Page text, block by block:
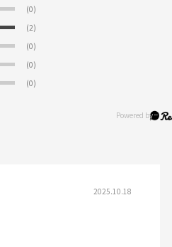
(0)
(2)
(0)
(0)
(0)
2025.10.18